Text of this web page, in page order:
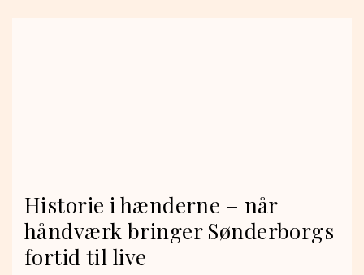
Historie i hænderne – når
håndværk bringer Sønderborgs
fortid til live